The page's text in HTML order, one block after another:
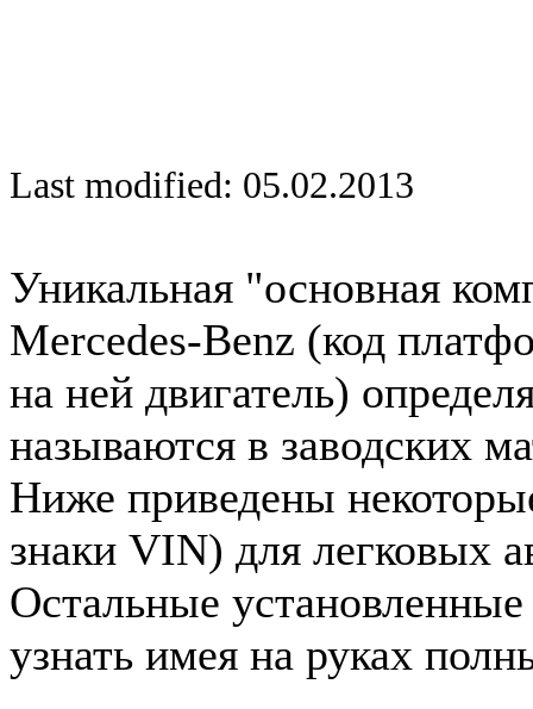
Last modified: 05.02.2013
Уникальная "основная
Mercedes-Benz (код
на ней двигатель)
называются в заводских
Ниже приведены
знаки VIN) для легковых
Остальные
узнать имея на руках